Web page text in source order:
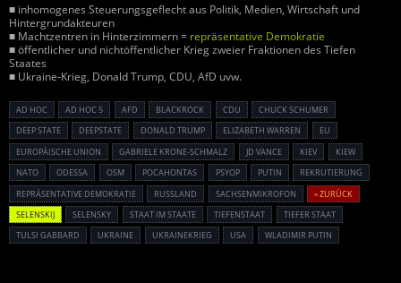
■ inhomogenes Steuerungsgeflecht aus Politik, Medien, Wirtschaft und
Hintergrundakteuren
■ Machtzentren in Hinterzimmern = repräsentative Demokratie
■ öffentlicher und nichtöffentlicher Krieg zweier Fraktionen des Tiefen
Staates
■ Ukraine-Krieg, Donald Trump, CDU, AfD uvw.
AD HOC AD HOC 5 AFD BLACKROCK CDU
CHUCK SCHUMER
DEEP STATE
DEEPSTATE DONALD TRUMP ELIZABETH WARREN
EU
EUROPÄISCHE UNION
GABRIELE KRONE-SCHMALZ JD VANCE KIEV
KIEW
NATO
ODESSA OSM POCAHONTAS PSYOP PUTIN
REKRUTIERUNG
REPRÄSENTATIVE DEMOKRATIE
RUSSLAND SACHSENMIKROFON
« ZURÜCK
SELENSKIJ
SELENSKY STAAT IM STAATE TIEFENSTAAT
TIEFER STAAT
TULSI GABBARD
UKRAINE UKRAINEKRIEG USA WLADIMIR PUTIN